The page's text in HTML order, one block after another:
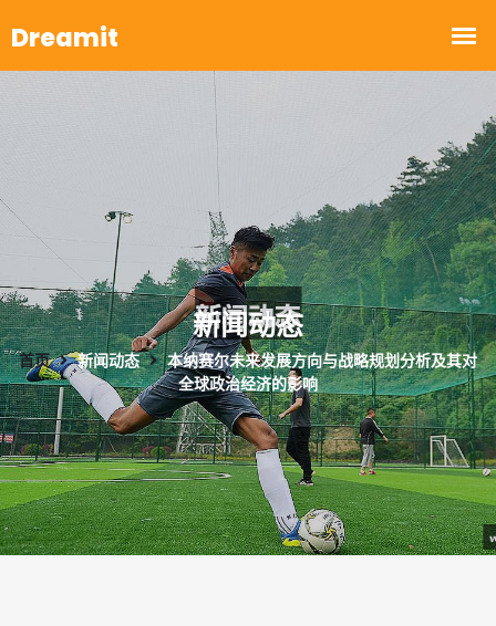
新闻动态
首页 新闻动态
本纳赛尔未来发展方向与战略规划分析及其对
全球政治经济的影响